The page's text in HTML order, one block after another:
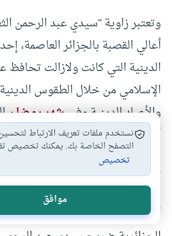
وتعتبر زاوية “سيدي عبد الرحمن
أعالي القصبة بالجزائر العاصمة،
الدينية التي كانت ولازالت تحافظ
الإسلامي من خلال الطقوس
والأعياد الدينية وفيشهر رمضان
أقدم المعالم الإسلامية بالجزائر
بإجراء بعض التعديلات
أجزائها. وبعد الاستقلال
نستخدم ملفات تعريف الارتباط
التصفح الخاصة بك. يمكنك تخصيص
تخصيص
موافق